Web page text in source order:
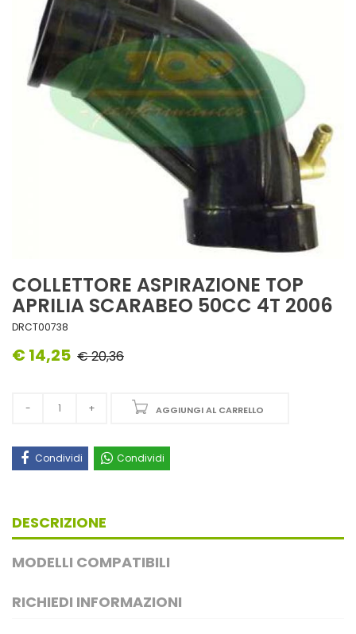
COLLETTORE ASPIRAZIONE TOP
APRILIA SCARABEO 50CC 4T 2006
DRCT00738
€ 14,25 € 20,36
AGGIUNGI AL CARRELLO
Condividi Condividi
DESCRIZIONE
MODELLI COMPATIBILI
RICHIEDI INFORMAZIONI